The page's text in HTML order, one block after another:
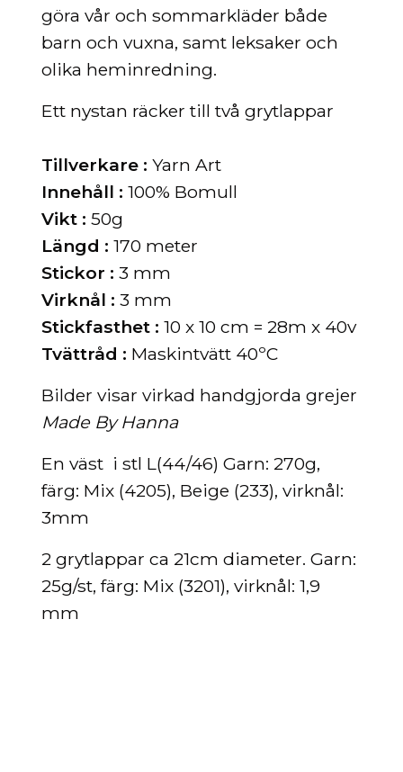
göra vår och sommarkläder både
barn och vuxna, samt leksaker och
olika heminredning.
Ett nystan räcker till två grytlappar
Tillverkare : Yarn Art
Innehåll : 100% Bomull
Vikt : 50g
Längd : 170 meter
Stickor : 3 mm
Virknål : 3 mm
Stickfasthet : 10 x 10 cm = 28m x 40v
Tvättråd : Maskintvätt 40ºC
Bilder visar virkad handgjorda grejer
Made By Hanna
En väst i stl L(44/46) Garn: 270g,
färg: Mix (4205), Beige (233), virknål:
3mm
2 grytlappar ca 21cm diameter. Garn:
25g/st, färg: Mix (3201), virknål: 1,9
mm